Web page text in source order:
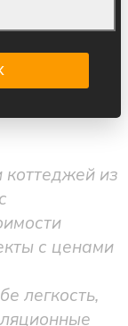
коттеджей из
с ценами
легкость,